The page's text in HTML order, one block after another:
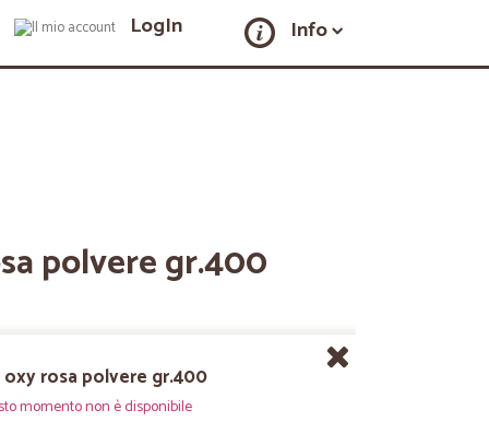
LogIn Info
polvere gr.400
oxy rosa polvere gr.400
momento non è disponibile